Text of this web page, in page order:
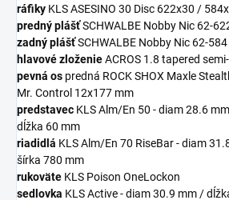
ráfiky KLS ASESINO 30 Disc 622x30 /
predný plášťSCHWALBE Nobby Nic 62-
zadný plášťSCHWALBE Nobby Nic 62-
hlavové zloženieACROS 1.8 tapered
pevná os predná ROCK SHOX Maxle
Mr. Control 12x177 mm
predstavec KLS Alm/En 50 - diam 28.6
dĺžka 60 mm
riadidlá KLS Alm/En 70 RiseBar - diam
šírka 780 mm
rukoväte KLS Poison OneLockon
sedlovka KLS Active - diam 30.9 mm /